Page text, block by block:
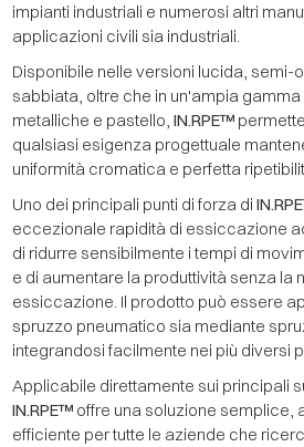
impianti industriali e numerosi altri
applicazioni civili sia industriali.
Disponibile nelle versioni lucida,
sabbiata, oltre che in un'ampia
metalliche e pastello,IN.RPE™
qualsiasi esigenza progettuale
uniformità cromatica e perfetta
Uno dei principali punti di forza di
eccezionale rapidità di essiccazione
di ridurre sensibilmente i tempi di
e di aumentare la produttività senza la
essiccazione. Il prodotto può essere
spruzzo pneumatico sia mediante
integrandosi facilmente nei più diversi
Applicabile direttamente sui principali
IN.RPE™ offre una soluzione semplice,
efficiente per tutte le aziende che